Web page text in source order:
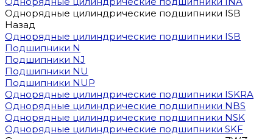
Однорядные цилиндрические подшипники ISB
Назад
Однорядные цилиндрические подшипники ISB
Подшипники N
Подшипники NJ
Подшипники NU
Подшипники NUP
Однорядные цилиндрические подшипники ISKRA
Однорядные цилиндрические подшипники NBS
Однорядные цилиндрические подшипники NSK
Однорядные цилиндрические подшипники SKF